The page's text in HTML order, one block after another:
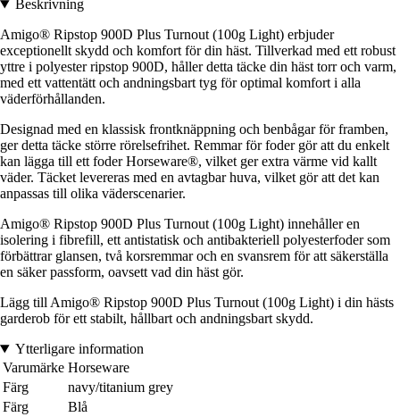
Beskrivning
Amigo® Ripstop 900D Plus Turnout (100g Light) erbjuder
exceptionellt skydd och komfort för din häst. Tillverkad med ett robust
yttre i polyester ripstop 900D, håller detta täcke din häst torr och varm,
med ett vattentätt och andningsbart tyg för optimal komfort i alla
väderförhållanden.
Designad med en klassisk frontknäppning och benbågar för framben,
ger detta täcke större rörelsefrihet. Remmar för foder gör att du enkelt
kan lägga till ett foder Horseware®, vilket ger extra värme vid kallt
väder. Täcket levereras med en avtagbar huva, vilket gör att det kan
anpassas till olika väderscenarier.
Amigo® Ripstop 900D Plus Turnout (100g Light) innehåller en
isolering i fibrefill, ett antistatisk och antibakteriell polyesterfoder som
förbättrar glansen, två korsremmar och en svansrem för att säkerställa
en säker passform, oavsett vad din häst gör.
Lägg till Amigo® Ripstop 900D Plus Turnout (100g Light) i din hästs
garderob för ett stabilt, hållbart och andningsbart skydd.
Ytterligare information
Varumärke Horseware
Färg
navy/titanium grey
Färg
Blå